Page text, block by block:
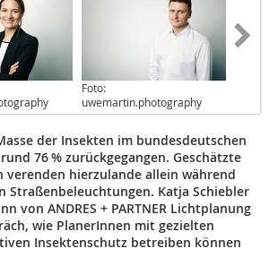
Foto:
uwemartin.photography
der Insekten im bundesdeutschen
76 % zurückgegangen. Geschätzte
verenden hierzulande allein während
Straßenbeleuchtungen. Katja Schiebler
von ANDRES + PARTNER Lichtplanung
wie PlanerInnen mit gezielten
Insektenschutz betreiben können